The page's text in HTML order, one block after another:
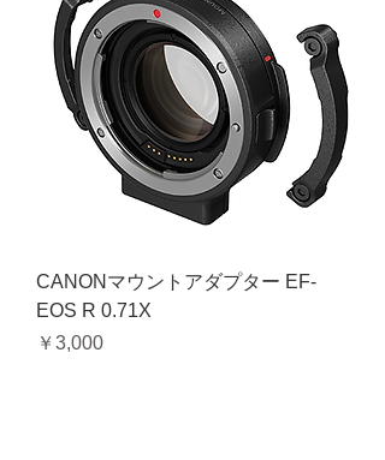
CANONマウントアダプター EF-
EOS R 0.71X
価格
￥3,000